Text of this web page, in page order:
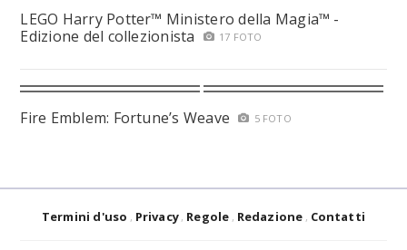
LEGO Harry Potter™ Ministero della Magia™ -
Edizione del collezionista
17 FOTO
Fire Emblem: Fortune’s Weave 5 FOTO
Termini d'uso Privacy Regole Redazione Contatti